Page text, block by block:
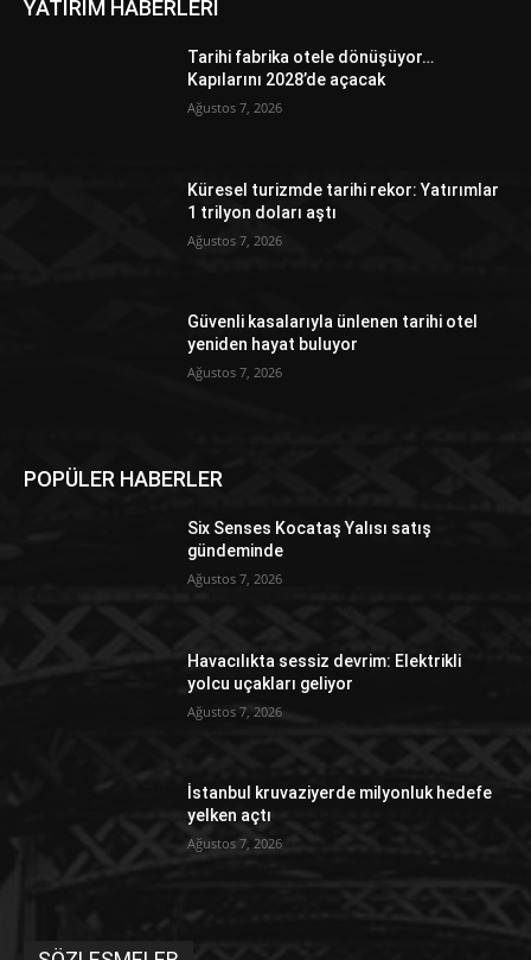
YATIRIM HABERLERİ
Tarihi fabrika otele dönüşüyor…
Kapılarını 2028’de açacak
Ağustos 7, 2026
Küresel turizmde tarihi rekor: Yatırımlar
1 trilyon doları aştı
Ağustos 7, 2026
Güvenli kasalarıyla ünlenen tarihi otel
yeniden hayat buluyor
Ağustos 7, 2026
POPÜLER HABERLER
Six Senses Kocataş Yalısı satış
gündeminde
Ağustos 7, 2026
Havacılıkta sessiz devrim: Elektrikli
yolcu uçakları geliyor
Ağustos 7, 2026
İstanbul kruvaziyerde milyonluk hedefe
yelken açtı
Ağustos 7, 2026